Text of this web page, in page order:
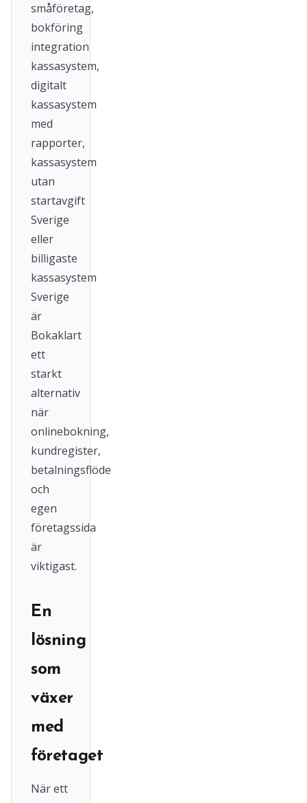
småföretag,
bokföring
integration
kassasystem,
digitalt
kassasystem
med
rapporter,
kassasystem
utan
startavgift
Sverige
eller
billigaste
kassasystem
Sverige
är
Bokaklart
ett
starkt
alternativ
när
onlinebokning,
kundregister,
betalningsflöde
och
egen
företagssida
är
viktigast.
En
lösning
som
växer
med
företaget
När ett